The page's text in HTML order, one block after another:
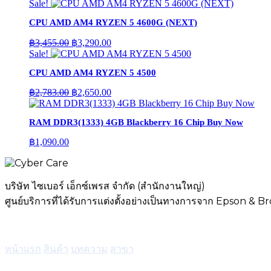
price
฿3,728.00.
price
฿3,550.00.
Sale!
CPU AMD AM4 RYZEN 5 4600G (NEXT)
฿3,455.00 Original
price
฿3,455.00.
฿3,290.00Current
price
฿3,290.00.
Sale!
CPU AMD AM4 RYZEN 5 4500
฿2,783.00 Original
price
฿2,783.00.
฿2,650.00Current
price
฿2,650.00.
RAM DDR3(1333) 4GB Blackberry 16 Chip Buy Now
฿1,090.00
บริษัท ไซเบอร์ เอ็กซ์เพรส จำกัด (สำนักงานใหญ่)
ศูนย์บริการที่ได้รับการแต่งตั้งอย่างเป็นทางการจาก Epson &
หน้าแรก สินค้า บทความ สาขา